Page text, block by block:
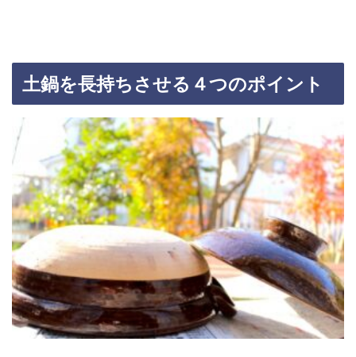
土鍋を長持ちさせる４つのポイント